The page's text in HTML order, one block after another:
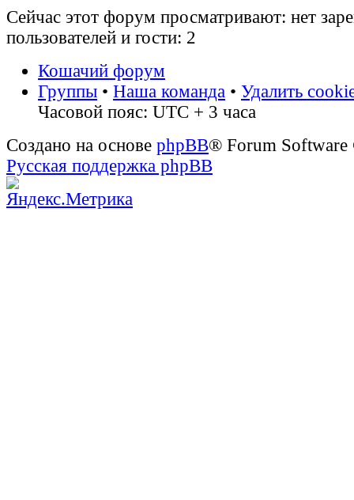
Сейчас этот форум просматривают: нет
пользователей и гости: 2
Кошачий форум
Группы • Наша команда • Удалить
Часовой пояс: UTC + 3 часа
Создано на основе phpBB® Forum
Русская поддержка phpBB